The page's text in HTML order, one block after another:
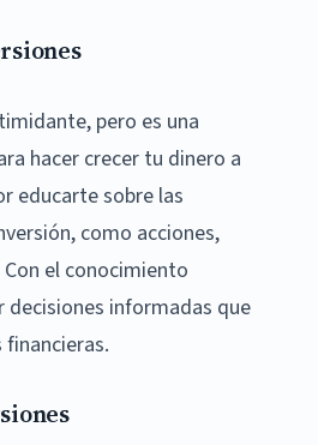
pero es una
hacer crecer tu dinero a
educarte sobre las
como acciones,
el conocimiento
decisiones informadas que